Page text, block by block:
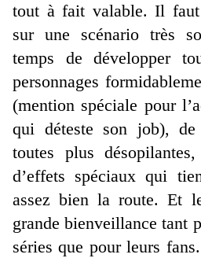
tout à fait valable. Il faut
sur une scénario très
temps de développer
personnages
(mention spéciale pour
qui déteste son job), de
toutes plus
d’effets spéciaux qui
assez bien la route. Et
grande bienveillance tant
séries que pour leurs